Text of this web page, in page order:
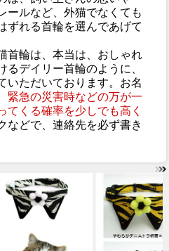
ールなど、外猫でなくても
ずれる首輪を選んであげて
首輪は、本当は、おしゃれ
デイリー首輪のように、
いただいております。お名
緊急の災害時などの万が一
てくる確率を少しでも高く
などで、連絡先を必ず書き